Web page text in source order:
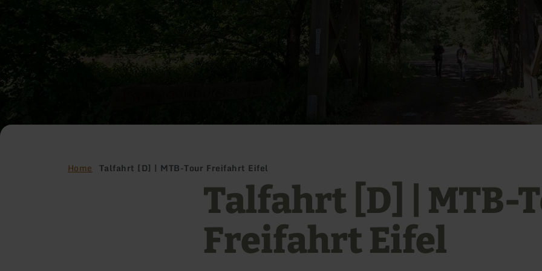
Home Talfahrt [D] | MTB-Tour Freifahrt Eifel
Talfahrt [D] | MTB-
Freifahrt Eifel